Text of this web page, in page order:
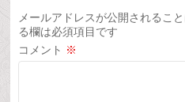
メールアドレスが公開されること
る欄は必須項目です
コメント ※